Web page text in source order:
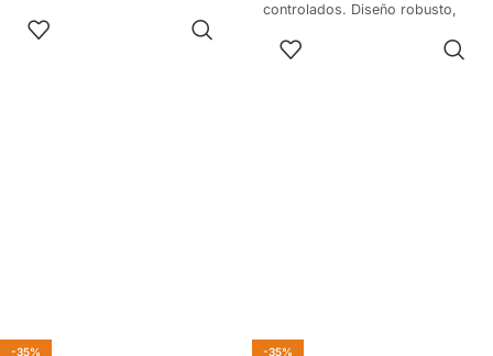
disco.
controlados. Diseño robusto,
durabilidad para uso
-35% -35%